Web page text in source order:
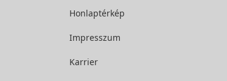
Honlaptérkép
Impresszum
Karrier